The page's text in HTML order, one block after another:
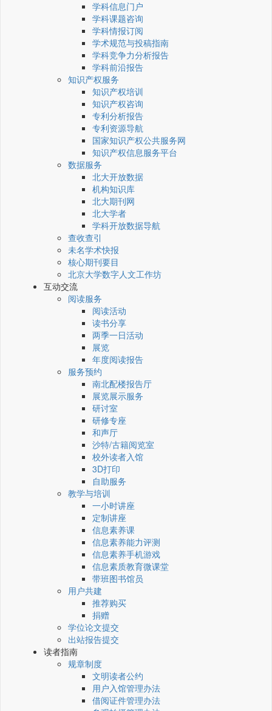
学科信息门户
学科课题咨询
学科情报订阅
学术规范与投稿指南
学科竞争力分析报告
学科前沿报告
知识产权服务
知识产权培训
知识产权咨询
专利分析报告
专利资源导航
国家知识产权公共服务网
知识产权信息服务平台
数据服务
北大开放数据
机构知识库
北大期刊网
北大学者
学科开放数据导航
查收查引
未名学术快报
核心期刊要目
北京大学数字人文工作坊
互动交流
阅读服务
阅读活动
读书分享
两季一日活动
展览
年度阅读报告
服务预约
南北配楼报告厅
展览展示服务
研讨室
研修专座
和声厅
沙特/古籍阅览室
校外读者入馆
3D打印
自助服务
教学与培训
一小时讲座
定制讲座
信息素养课
信息素养能力评测
信息素养手机游戏
信息素质教育微课堂
带班图书馆员
用户共建
推荐购买
捐赠
学位论文提交
出站报告提交
读者指南
规章制度
文明读者公约
用户入馆管理办法
借阅证件管理办法